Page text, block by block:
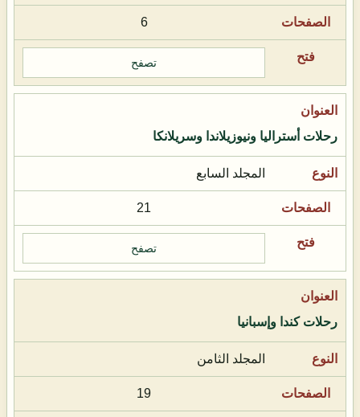
6
تصفح
رحلات أستراليا ونيوزيلاندا وسريلانكا
المجلد السابع
21
تصفح
رحلات كندا وإسبانيا
المجلد الثامن
19